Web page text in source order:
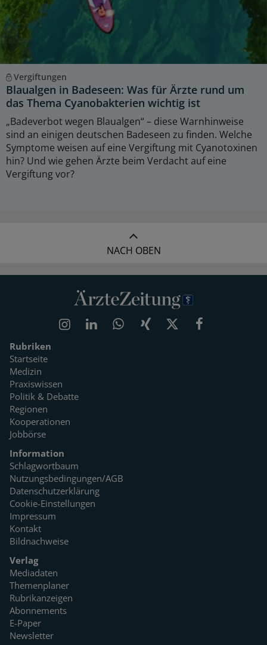
Vergiftungen
Blaualgen in Badeseen: Was für Ärzte rund um
das Thema Cyanobakterien wichtig ist
„Badeverbot wegen Blaualgen“ – diese Warnhinweise
sind an einigen deutschen Badeseen zu finden. Welche
Symptome weisen auf eine Vergiftung mit Cyanotoxinen
hin? Und wie gehen Ärzte beim Verdacht auf eine
Vergiftung vor?
NACH OBEN
Rubriken
Startseite
Medizin
Praxiswissen
Politik & Debatte
Regionen
Kooperationen
Jobbörse
Information
Schlagwortbaum
Nutzungsbedingungen/AGB
Datenschutzerklärung
Cookie-Einstellungen
Impressum
Kontakt
Bildnachweise
Verlag
Mediadaten
Themenplaner
Rubrikanzeigen
Abonnements
E-Paper
Newsletter